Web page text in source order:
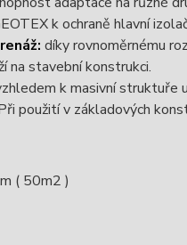
k ochraně hlavní
díky rovnoměrnému
na stavební konstrukci.
k masivní struktuře
použití v základových
( 50m2 )